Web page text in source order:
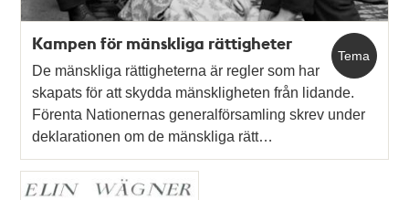
Tema
Kampen för mänskliga rättigheter
De mänskliga rättigheterna är regler som har
skapats för att skydda mänskligheten från lidande.
Förenta Nationernas generalförsamling skrev under
deklarationen om de mänskliga rätt…